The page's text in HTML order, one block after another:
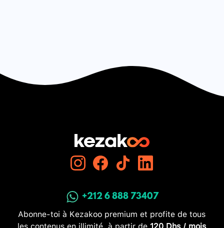
+212 6 888 73407
Abonne-toi à Kezakoo premium et profite de tous
les contenus en illimité, à partir de 120 Dhs / mois